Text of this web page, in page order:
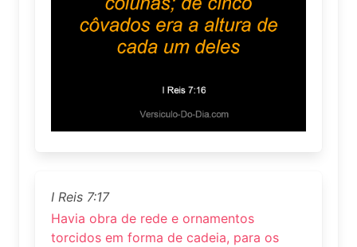
I Reis 7:17
Havia obra de rede e ornamentos
torcidos em forma de cadeia, para os